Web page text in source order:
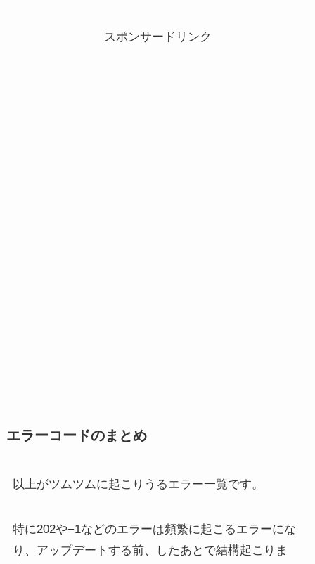
スポンサードリンク
エラーコードのまとめ
以上がツムツムに起こりうるエラー一覧です。
特に202や−1などのエラーは頻繁に起こるエラーにな
り、アップデートする前、したあとで結構起こりま